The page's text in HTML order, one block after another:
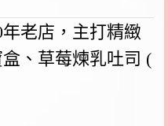
老店，主打精緻
、草莓煉乳吐司 (